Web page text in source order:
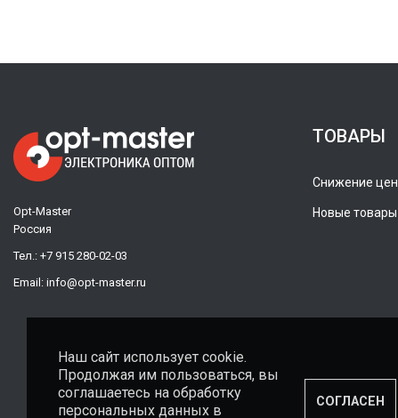
Opt-Master
Россия
Тел.: +7 915 280-02-03
Email: info@opt-master.ru
ТОВАРЫ
Снижение цен
Новые товары
Наш сайт использует cookie.
Продолжая им пользоваться, вы
соглашаетесь на обработку
персональных данных в
СОГЛАСЕН